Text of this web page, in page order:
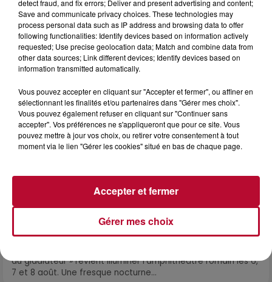
DINER CONCERT À LA MJC DE MARSEILLAN
6 août 2026
NÎMES : « LE RÊVE DU GLADIATEUR » INVESTIT
LES ARÈNES CES 3...
du gladiateur » revient illuminer l'amphithéâtre romain les 6,
7 et 8 août. Une fresque nocturne...
detect fraud, and fix errors; Deliver and present advertising and content;
Save and communicate privacy choices. These technologies may
process personal data such as IP address and browsing data to offer
following functionalities: Identify devices based on information actively
requested; Use precise geolocation data; Match and combine data from
other data sources; Link different devices; Identify devices based on
information transmitted automatically.
Vous pouvez accepter en cliquant sur "Accepter et fermer", ou affiner en
sélectionnant les finalités et/ou partenaires dans "Gérer mes choix".
Vous pouvez également refuser en cliquant sur "Continuer sans
accepter". Vos préférences ne s'appliqueront que pour ce site. Vous
pouvez mettre à jour vos choix, ou retirer votre consentement à tout
moment via le lien "Gérer les cookies" situé en bas de chaque page.
Gérer mes choix
Accepter et fermer